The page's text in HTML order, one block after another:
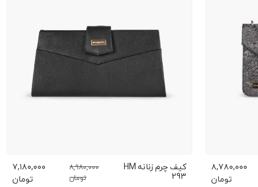
۸,۷۸۰,۰۰۰
تومان
کیف چرم زنانه HM
293
۸,۹۸۰,۰۰۰
تومان
۷,۱۸۰,۰۰۰
تومان